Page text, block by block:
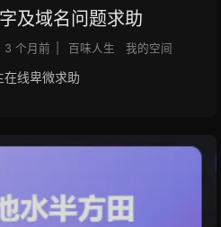
及域名问题求助
3 个月前 百味人生 我的空间
线卑微求助